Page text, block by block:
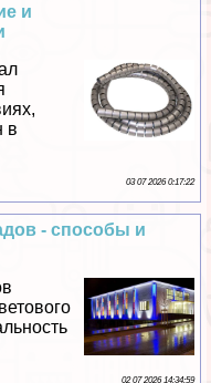
и
в
03 07 2026 0:17:22
- способы и
02 07 2026 14:34:59